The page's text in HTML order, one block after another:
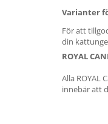
Varianter
För att
din
ROYAL
Alla
innebär att